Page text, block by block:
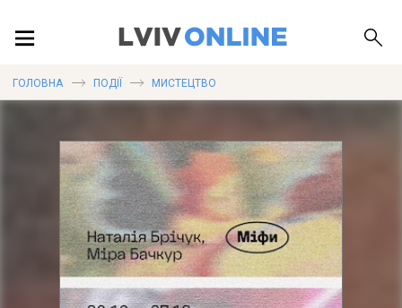
ПУБЛІКАЦІЇ
ГОЛОВНА ПОДІЇ МИСТЕЦТВО